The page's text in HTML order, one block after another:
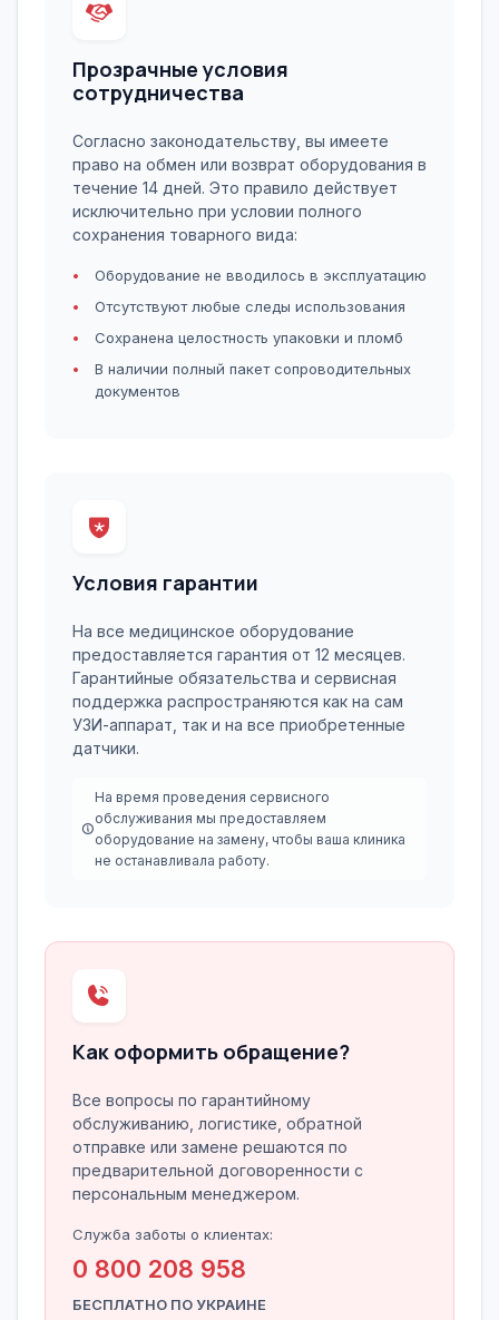
Прозрачные условия
сотрудничества
Согласно законодательству, вы имеете
право на обмен или возврат оборудования в
течение 14 дней. Это правило действует
исключительно при условии полного
сохранения товарного вида:
Оборудование не вводилось в эксплуатацию
Отсутствуют любые следы использования
Сохранена целостность упаковки и пломб
В наличии полный пакет сопроводительных
документов
Условия гарантии
На все медицинское оборудование
предоставляется гарантия от 12 месяцев.
Гарантийные обязательства и сервисная
поддержка распространяются как на сам
УЗИ-аппарат, так и на все приобретенные
датчики.
На время проведения сервисного
обслуживания мы предоставляем
оборудование на замену, чтобы ваша клиника
не останавливала работу.
Как оформить обращение?
Все вопросы по гарантийному
обслуживанию, логистике, обратной
отправке или замене решаются по
предварительной договоренности с
персональным менеджером.
Служба заботы о клиентах:
0 800 208 958
БЕСПЛАТНО ПО УКРАИНЕ